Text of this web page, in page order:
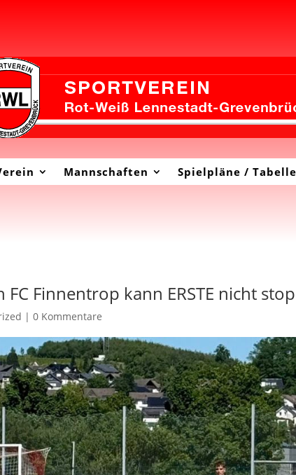
Mannschaften Spielpläne /
FC Finnentrop kann ERSTE nicht
|0 Kommentare